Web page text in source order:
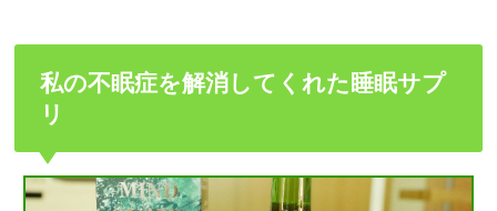
私の不眠症を解消してくれた睡眠サプ
リ